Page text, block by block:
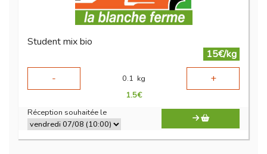
Student mix bio
15€/kg
-
0.1 kg +
1.5€
Réception souhaitée le